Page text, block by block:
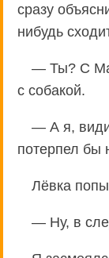
сразу
нибудь
— Ты? С
с собакой.
— А я,
потерпел бы
Лёвка
— Ну, в